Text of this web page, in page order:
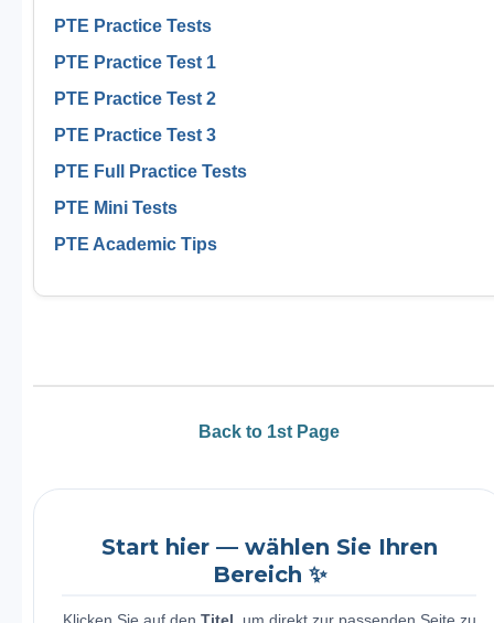
PTE Practice Tests
PTE Practice Test 1
PTE Practice Test 2
PTE Practice Test 3
PTE Full Practice Tests
PTE Mini Tests
PTE Academic Tips
Back to 1st Page
Start hier — wählen Sie Ihren
Bereich ✨